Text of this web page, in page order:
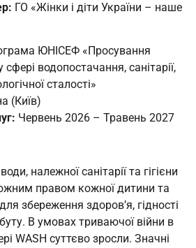
ГО «Жінки і діти України – наше
ЮНІСЕФ «Просування
водопостачання, санітарії,
сталості»
(Київ)
Червень 2026 – Травень 2027
належної санітарії та гігієни
правом кожної дитини та
збереження здоров’я, гідності
В умовах триваючої війни в
WASH суттєво зросли. Значні